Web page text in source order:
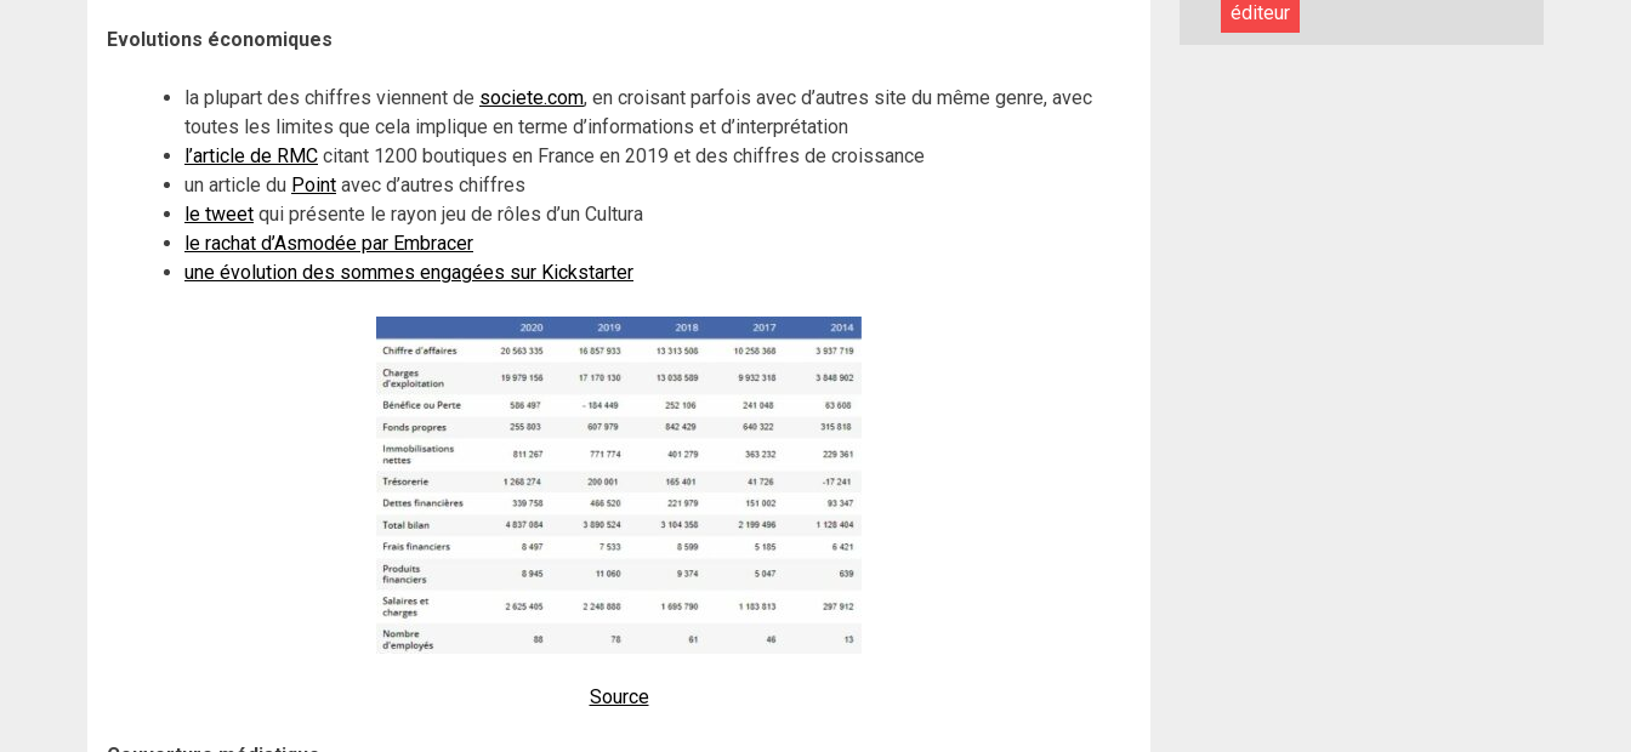
Evolutions économiques
la plupart des chiffres viennent de societe.com, en croisant parfois avec d’autres site du même genre, avec
toutes les limites que cela implique en terme d’informations et d’interprétation
l’article de RMC citant 1200 boutiques en France en 2019 et des chiffres de croissance
un article du Point avec d’autres chiffres
le tweet qui présente le rayon jeu de rôles d’un Cultura
le rachat d’Asmodée par Embracer
une évolution des sommes engagées sur Kickstarter
Source
éditeur